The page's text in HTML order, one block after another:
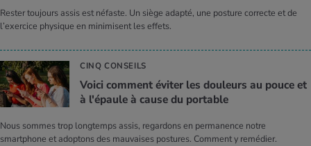
Rester toujours assis est néfaste. Un siège adapté, une posture correcte et de
l’exercice physique en minimisent les effets.
CINQ CONSEILS
Voici com­ment évi­ter les dou­leurs au pouce et
à l'épaule à cause du por­table
Nous sommes trop longtemps assis, regardons en permanence notre
smartphone et adoptons des mauvaises postures. Comment y remédier.